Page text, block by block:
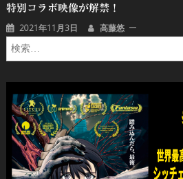
特別コラボ映像が解禁！
2021年11月3日 高藤悠